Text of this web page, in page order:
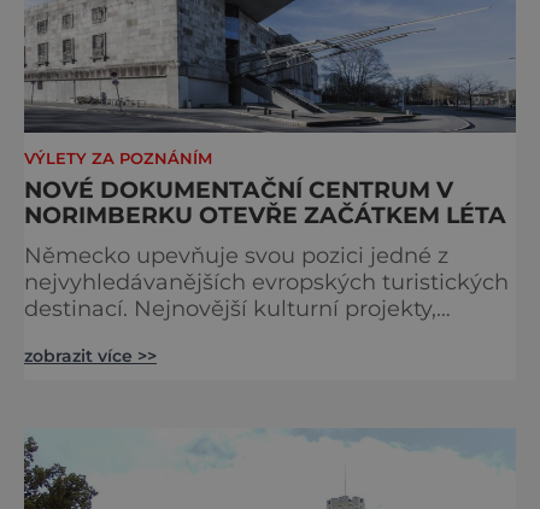
VÝLETY ZA POZNÁNÍM
NOVÉ DOKUMENTAČNÍ CENTRUM V
NORIMBERKU OTEVŘE ZAČÁTKEM LÉTA
Německo upevňuje svou pozici jedné z
nejvyhledávanějších evropských turistických
destinací. Nejnovější kulturní projekty,
rekonstrukce historických památek přitahují
moderní zážitky do jedinečné nabídky
turistických míst – přinášíme jejich výběr. Po
přibližně pětileté
zobrazit více >>